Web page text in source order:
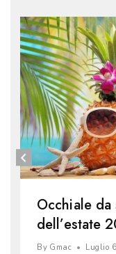
Occhiale
dell’estate
By Gmac Luglio